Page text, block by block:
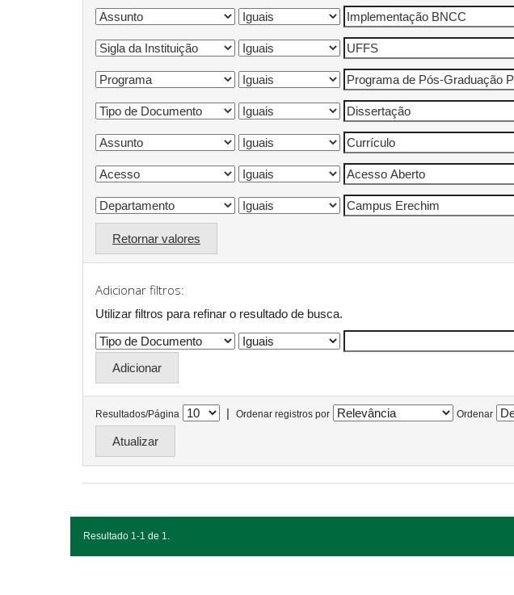
Retornar valores
Adicionar filtros:
Utilizar filtros para refinar o resultado de busca.
Resultados/Página | Ordenar registros por Ordenar
Resultado 1-1 de 1.